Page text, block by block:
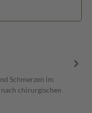
Schmerzen im
chirurgischen